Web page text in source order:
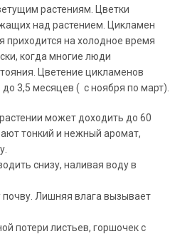
растениям. Цветки
над растением. Цикламен
приходится на холодное время
когда многие люди
Цветение цикламенов
3,5 месяцев ( с ноября по март).
может доходить до 60
тонкий и нежный аромат,
снизу, наливая воду в
Лишняя влага вызывает
потери листьев, горшочек с